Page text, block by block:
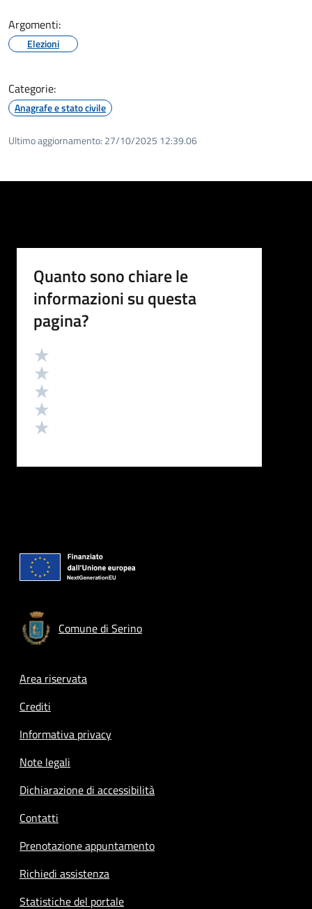
Argomenti:
Elezioni
Categorie:
Anagrafe e stato civile
Ultimo aggiornamento: 27/10/2025 12:39.06
Quanto sono chiare le
informazioni su questa
pagina?
Valutazione
Comune di Serino
Footer menu
Area riservata
Crediti
Informativa privacy
Note legali
Dichiarazione di accessibilità
Contatti
Prenotazione appuntamento
Richiedi assistenza
Statistiche del portale